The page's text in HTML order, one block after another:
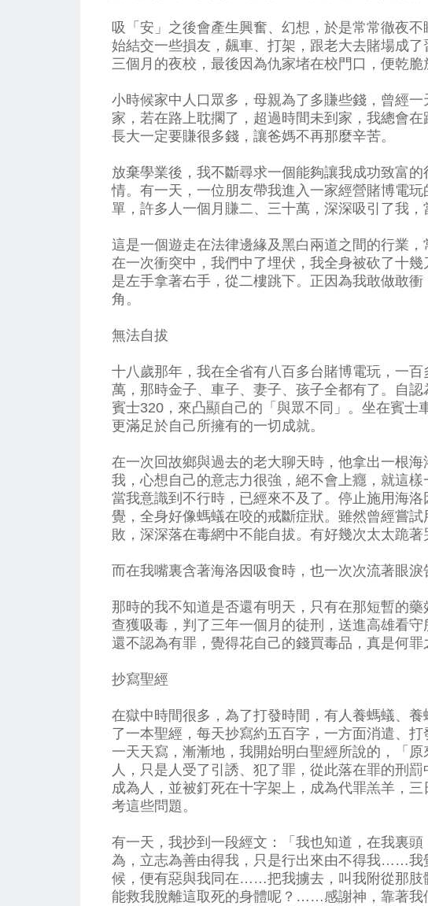
吸「安」之後會產生興奮、幻想，於是常常徹夜
始結交一些損友，飆車、打架，跟老大去賭場成
三個月的夜校，最後因為仇家堵在校門口，便乾脆
小時候家中人口眾多，母親為了多賺些錢，曾經
家，若在路上耽擱了，超過時間未到家，我總會
長大一定要賺很多錢，讓爸媽不再那麼辛苦。
放棄學業後，我不斷尋求一個能夠讓我成功致富
情。有一天，一位朋友帶我進入一家經營賭博電
單，許多人一個月賺二、三十萬，深深吸引了我，
這是一個遊走在法律邊緣及黑白兩道之間的行業，
在一次衝突中，我們中了埋伏，我全身被砍了十
是左手拿著右手，從二樓跳下。正因為我敢做敢
角。
無法自拔
十八歲那年，我在全省有八百多台賭博電玩，一
萬，那時金子、車子、妻子、孩子全都有了。自
賓士320，來凸顯自己的「與眾不同」。坐在賓士
更滿足於自己所擁有的一切成就。
在一次回故鄉與過去的老大聊天時，他拿出一根
我，心想自己的意志力很強，絕不會上癮，就這
當我意識到不行時，已經來不及了。停止施用海
覺，全身好像螞蟻在咬的戒斷症狀。雖然曾經嘗
敗，深深落在毒網中不能自拔。有好幾次太太跪著
而在我嘴裏含著海洛因吸食時，也一次次流著眼
那時的我不知道是否還有明天，只有在那短暫的
查獲吸毒，判了三年一個月的徒刑，送進高雄看守
還不認為有罪，覺得花自己的錢買毒品，真是何罪
抄寫聖經
在獄中時間很多，為了打發時間，有人養螞蟻、
了一本聖經，每天抄寫約五百字，一方面消遣、
一天天寫，漸漸地，我開始明白聖經所說的，「
人，只是人受了引誘、犯了罪，從此落在罪的刑
成為人，並被釘死在十字架上，成為代罪羔羊，
考這些問題。
有一天，我抄到一段經文：「我也知道，在我裏
為，立志為善由得我，只是行出來由不得我……我
候，便有惡與我同在……把我擄去，叫我附從那
能救我脫離這取死的身體呢？……感謝神，靠著我